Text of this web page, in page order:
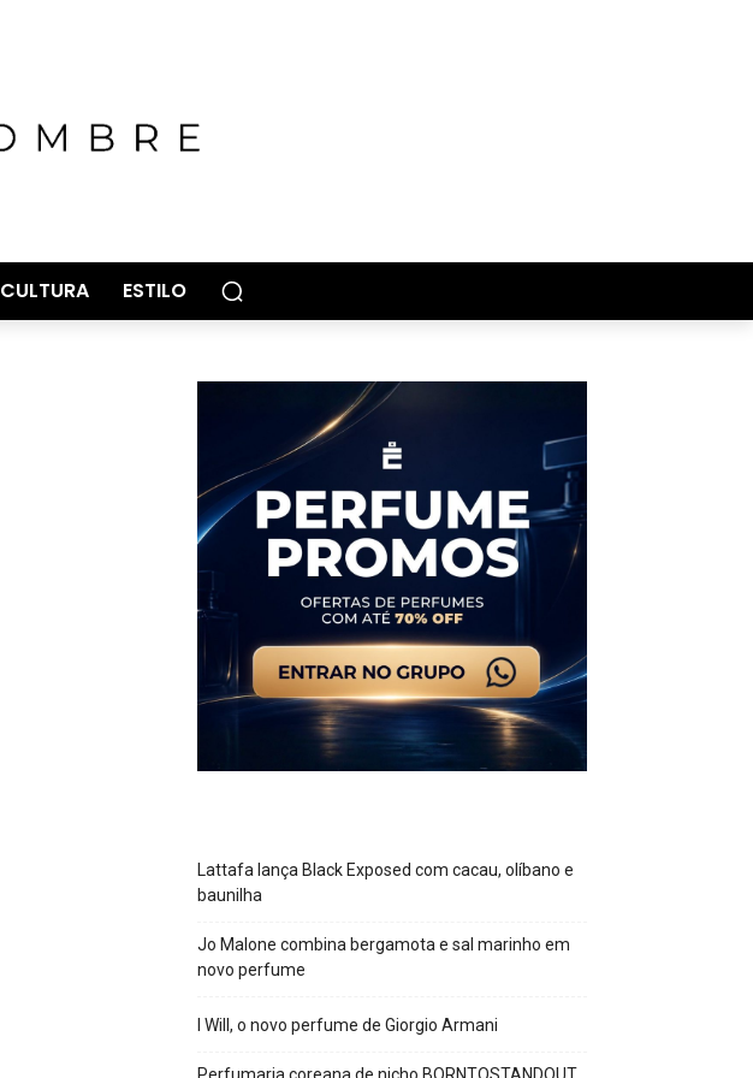
CULTURA ESTILO
Lattafa lança Black Exposed com cacau, olíbano e
baunilha
Jo Malone combina bergamota e sal marinho em
novo perfume
I Will, o novo perfume de Giorgio Armani
Perfumaria coreana de nicho BORNTOSTANDOUT